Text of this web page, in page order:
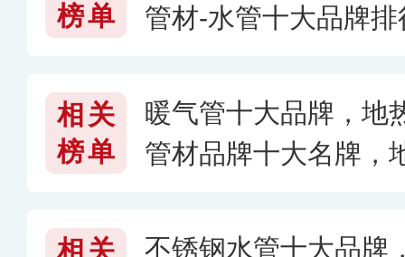
榜单
管材-水管十大品牌
相关
榜单
暖气管十大品牌，地
管材品牌十大名牌，
相关
不锈钢水管十大品牌